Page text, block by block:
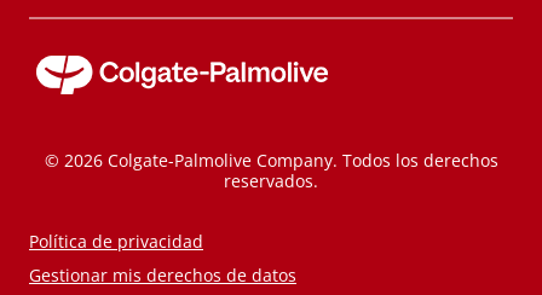
© 2026 Colgate-Palmolive Company. Todos los derechos
reservados.
Política de privacidad
Gestionar mis derechos de datos